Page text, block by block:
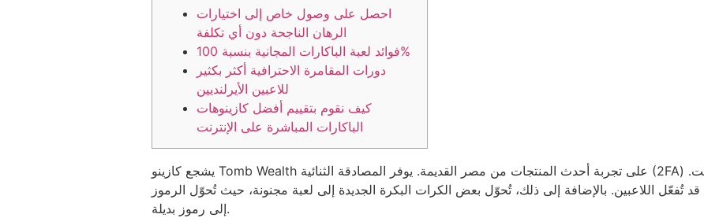
احصل على وصول خاص إلى اختيارات
الرهان الناجحة دون أي تكلفة
فوائد لعبة الباكارات المجانية بنسبة 100%
دورات المقامرة الاحترافية أكثر بكثير
للاعبين الأيرلنديين
كيف نقوم بتقييم أفضل كازينوهات
الباكارات المباشرة على الإنترنت
يشجع كازينو Tomb Wealth على تجربة أحدث المنتجات من مصر القديمة. يوفر المصادقة الثنائية (2FA) حماية إضافية لكازينوهاتك على الإنترنت.
تُفعّل اللاعبين. بالإضافة إلى ذلك، تُحوّل بعض الكرات البكرة الجديدة إلى لعبة مجنونة، حيث تُحوّل الرموز
إلى رموز بديلة.